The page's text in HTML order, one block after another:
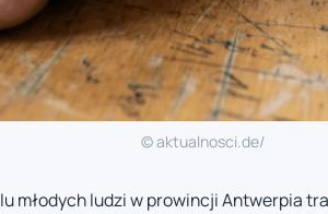
© aktualnosci.de/
młodych ludzi w prowincji Antwerpia